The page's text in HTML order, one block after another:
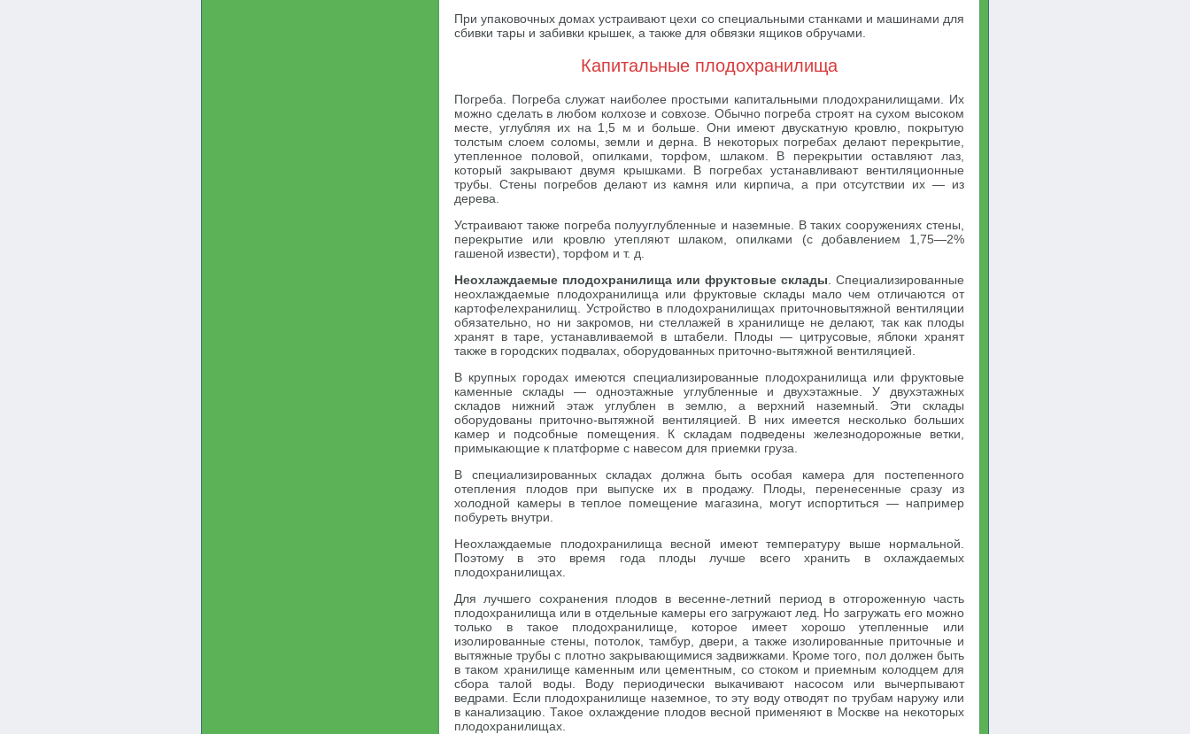
При упаковочных домах устраивают цехи со специальными станками и машинами для
сбивки тары и забивки крышек, а также для обвязки ящиков обручами.
Капитальные плодохранилища
Погреба. Погреба служат наиболее простыми капитальными плодохранилищами. Их
можно сделать в любом колхозе и совхозе. Обычно погреба строят на сухом высоком
месте, углубляя их на 1,5 м и больше. Они имеют двускатную кровлю, покрытую
толстым слоем соломы, земли и дерна. В некоторых погребах делают перекрытие,
утепленное половой, опилками, торфом, шлаком. В перекрытии оставляют лаз,
который закрывают двумя крышками. В погребах устанавливают вентиляционные
трубы. Стены погребов делают из камня или кирпича, а при отсутствии их — из
дерева.
Устраивают также погреба полууглубленные и наземные. В таких сооружениях стены,
перекрытие или кровлю утепляют шлаком, опилками (с добавлением 1,75—2%
гашеной извести), торфом и т. д.
Неохлаждаемые плодохранилища или фруктовые склады . Специализированные
неохлаждаемые плодохранилища или фруктовые склады мало чем отличаются от
картофелехранилищ. Устройство в плодохранилищах приточновытяжной вентиляции
обязательно, но ни закромов, ни стеллажей в хранилище не делают, так как плоды
хранят в таре, устанавливаемой в штабели. Плоды — цитрусовые, яблоки хранят
также в городских подвалах, оборудованных приточно-вытяжной вентиляцией.
В крупных городах имеются специализированные плодохранилища или фруктовые
каменные склады — одноэтажные углубленные и двухэтажные. У двухэтажных
складов нижний этаж углублен в землю, а верхний наземный. Эти склады
оборудованы приточно-вытяжной вентиляцией. В них имеется несколько больших
камер и подсобные помещения. К складам подведены железнодорожные ветки,
примыкающие к платформе с навесом для приемки груза.
В специализированных складах должна быть особая камера для постепенного
отепления плодов при выпуске их в продажу. Плоды, перенесенные сразу из
холодной камеры в теплое помещение магазина, могут испортиться — например
побуреть внутри.
Неохлаждаемые плодохранилища весной имеют температуру выше нормальной.
Поэтому в это время года плоды лучше всего хранить в охлаждаемых
плодохранилищах.
Для лучшего сохранения плодов в весенне-летний период в отгороженную часть
плодохранилища или в отдельные камеры его загружают лед. Но загружать его можно
только в такое плодохранилище, которое имеет хорошо утепленные или
изолированные стены, потолок, тамбур, двери, а также изолированные приточные и
вытяжные трубы с плотно закрывающимися задвижками. Кроме того, пол должен быть
в таком хранилище каменным или цементным, со стоком и приемным колодцем для
сбора талой воды. Воду периодически выкачивают насосом или вычерпывают
ведрами. Если плодохранилище наземное, то эту воду отводят по трубам наружу или
в канализацию. Такое охлаждение плодов весной применяют в Москве на некоторых
плодохранилищах.